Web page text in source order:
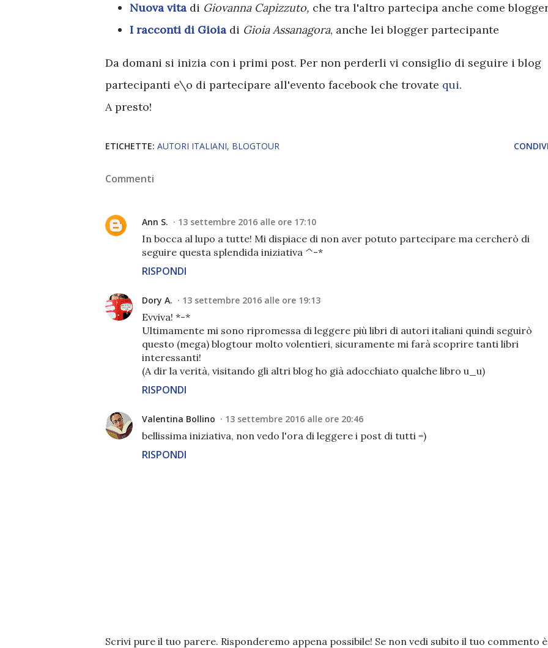
Nuova vita di Giovanna Capizzuto, che tra l'altro partecipa anche come
I racconti di Gioia di Gioia Assanagora, anche lei blogger partecipante
Da domani si inizia con i primi post. Per non perderli vi consiglio di seguire i blog
partecipanti e\o di partecipare all'evento facebook che trovate qui.
A presto!
ETICHETTE: AUTORI ITALIANI BLOGTOUR
Commenti
Ann S. 13 settembre 2016 alle ore 17:10
In bocca al lupo a tutte! Mi dispiace di non aver potuto partecipare ma cercherò di
seguire questa splendida iniziativa ^-*
RISPONDI
Dory A. 13 settembre 2016 alle ore 19:13
Evviva! *-*
Ultimamente mi sono ripromessa di leggere più libri di autori italiani quindi seguirò
questo (mega) blogtour molto volentieri, sicuramente mi farà scoprire tanti libri
interessanti!
(A dir la verità, visitando gli altri blog ho già adocchiato qualche libro u_u)
RISPONDI
Valentina Bollino 13 settembre 2016 alle ore 20:46
bellissima iniziativa, non vedo l'ora di leggere i post di tutti =)
RISPONDI
P
Scrivi pure il tuo parere. Risponderemo appena possibile! Se non vedi subito il tuo commento è